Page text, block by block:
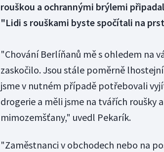
rouškou a ochrannými brýlemi
"Lidi s rouškami byste spočítali na
"Chování Berlíňanů mě s ohledem na
zaskočilo. Jsou stále poměrně
jsme v nutném případě potřebovali
drogerie a měli jsme na tvářích roušky
mimozemšťany," uvedl Pekarík.
"Zaměstnanci v obchodech nebo na